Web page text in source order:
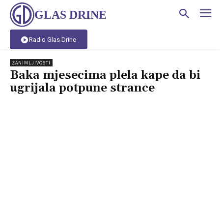
GLAS DRINE
Radio Glas Drine
ZANIMLJIVOSTI
Baka mjesecima plela kape da bi
ugrijala potpune strance